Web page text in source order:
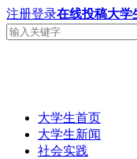
注册登录在线投稿大学
大学生首页
大学生新闻
社会实践